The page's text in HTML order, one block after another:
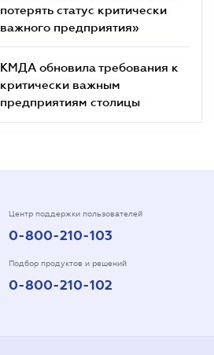
потерять статус критически
важного предприятия»
КМДА обновила требования к
критически важным
предприятиям столицы
Центр поддержки пользователей
0-800-210-103
Подбор продуктов и решений
0-800-210-102